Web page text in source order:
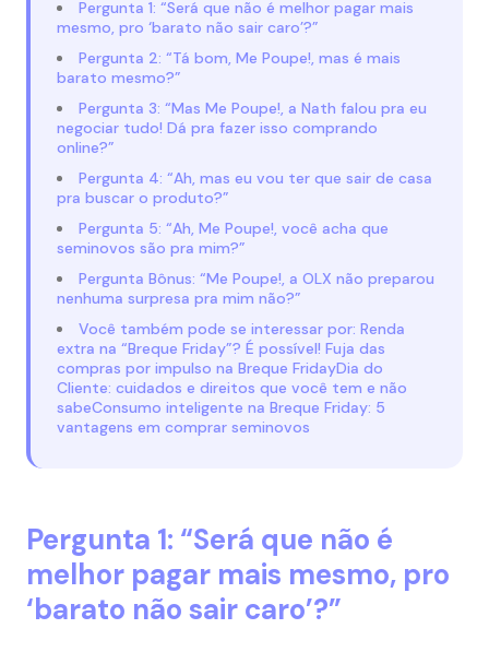
Pergunta 1: “Será que não é melhor pagar mais
mesmo, pro ‘barato não sair caro’?”
Pergunta 2: “Tá bom, Me Poupe!, mas é mais
barato mesmo?”
Pergunta 3: “Mas Me Poupe!, a Nath falou pra eu
negociar tudo! Dá pra fazer isso comprando
online?”
Pergunta 4: “Ah, mas eu vou ter que sair de casa
pra buscar o produto?”
Pergunta 5: “Ah, Me Poupe!, você acha que
seminovos são pra mim?”
Pergunta Bônus: “Me Poupe!, a OLX não preparou
nenhuma surpresa pra mim não?”
Você também pode se interessar por: Renda
extra na “Breque Friday”? É possível! Fuja das
compras por impulso na Breque FridayDia do
Cliente: cuidados e direitos que você tem e não
sabeConsumo inteligente na Breque Friday: 5
vantagens em comprar seminovos
Pergunta 1: “Será que não é
melhor pagar mais mesmo, pro
‘barato não sair caro’?”